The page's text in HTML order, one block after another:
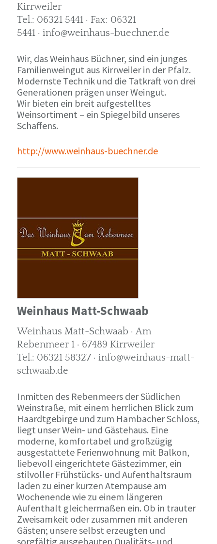
Kirrweiler
Tel.: 06321 5441 · Fax: 06321
5441 · info@weinhaus-buechner.de
Wir, das Weinhaus Büchner, sind ein junges
Familienweingut aus Kirrweiler in der Pfalz.
Modernste Technik und die Tatkraft von drei
Generationen prägen unser Weingut.
Wir bieten ein breit aufgestelltes
Weinsortiment – ein Spiegelbild unseres
Schaffens.
http://www.weinhaus-buechner.de
Weinhaus Matt-Schwaab
Weinhaus Matt-Schwaab · Am
Rebenmeer 1 · 67489 Kirrweiler
Tel.: 06321 58327 · info@weinhaus-matt-
schwaab.de
Inmitten des Rebenmeers der Südlichen
Weinstraße, mit einem herrlichen Blick zum
Haardtgebirge und zum Hambacher Schloss,
liegt unser Wein- und Gästehaus. Eine
moderne, komfortabel und großzügig
ausgestattete Ferienwohnung mit Balkon,
liebevoll eingerichtete Gästezimmer, ein
stilvoller Frühstücks- und Aufenthaltsraum
laden zu einer kurzen Atempause am
Wochenende wie zu einem längeren
Aufenthalt gleichermaßen ein. Ob in trauter
Zweisamkeit oder zusammen mit anderen
Gästen; unsere selbst erzeugten und
sorgfältig ausgebauten Qualitäts- und